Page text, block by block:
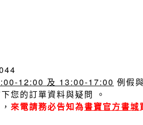
12:00 及 13:00-17:00 例假
您的訂單資料與疑問 。
來電請務必告知為書寶官方書城